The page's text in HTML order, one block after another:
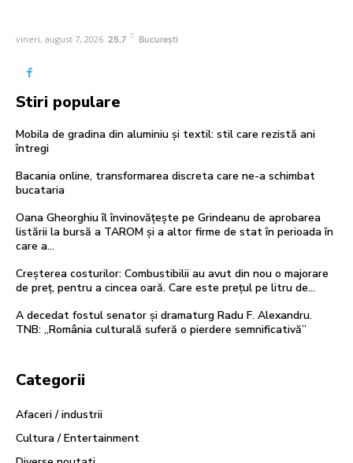
vineri, august 7, 2026 25.7 C București
Stiri populare
Mobila de gradina din aluminiu și textil: stil care rezistă ani
întregi
Bacania online, transformarea discreta care ne-a schimbat
bucataria
Oana Gheorghiu îl învinovățește pe Grindeanu de aprobarea
listării la bursă a TAROM și a altor firme de stat în perioada în
care a...
Creșterea costurilor: Combustibilii au avut din nou o majorare
de preț, pentru a cincea oară. Care este prețul pe litru de…
A decedat fostul senator și dramaturg Radu F. Alexandru.
TNB: „România culturală suferă o pierdere semnificativă”
Categorii
Afaceri / industrii
Cultura / Entertainment